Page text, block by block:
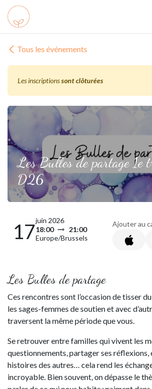
Se rendre au contenu
Tous les événements
Les inscriptionssont clôturées
Les Bulles de partage 1e
D26
17juin 2026
18:00
21:00
Europe/Brussels
Ajouter au
Les Bulles de partage
Ces rencontres sont l’occasion de tisser
les sages-femmes de soutien et avec
traversent la même période que vous.
Se retrouver entre familles qui vivent les
questionnements, partager ses réflexions,
histoires des autres… cela rend les
incroyable. Bien souvent, on dépasse le